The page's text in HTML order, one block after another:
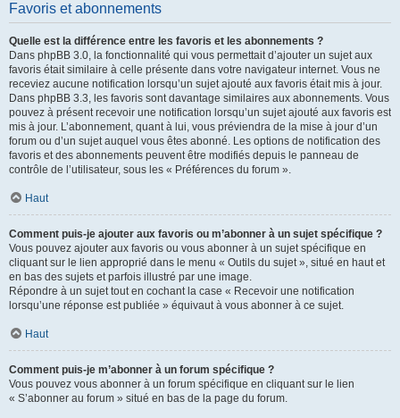
Favoris et abonnements
Quelle est la différence entre les favoris et les abonnements ?
Dans phpBB 3.0, la fonctionnalité qui vous permettait d’ajouter un sujet aux
favoris était similaire à celle présente dans votre navigateur internet. Vous ne
receviez aucune notification lorsqu’un sujet ajouté aux favoris était mis à jour.
Dans phpBB 3.3, les favoris sont davantage similaires aux abonnements. Vous
pouvez à présent recevoir une notification lorsqu’un sujet ajouté aux favoris est
mis à jour. L’abonnement, quant à lui, vous préviendra de la mise à jour d’un
forum ou d’un sujet auquel vous êtes abonné. Les options de notification des
favoris et des abonnements peuvent être modifiés depuis le panneau de
contrôle de l’utilisateur, sous les « Préférences du forum ».
Haut
Comment puis-je ajouter aux favoris ou m’abonner à un sujet spécifique ?
Vous pouvez ajouter aux favoris ou vous abonner à un sujet spécifique en
cliquant sur le lien approprié dans le menu « Outils du sujet », situé en haut et
en bas des sujets et parfois illustré par une image.
Répondre à un sujet tout en cochant la case « Recevoir une notification
lorsqu’une réponse est publiée » équivaut à vous abonner à ce sujet.
Haut
Comment puis-je m’abonner à un forum spécifique ?
Vous pouvez vous abonner à un forum spécifique en cliquant sur le lien
« S’abonner au forum » situé en bas de la page du forum.